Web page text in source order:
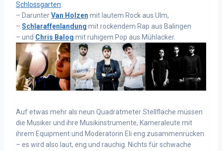
Schlossgarten
– DarunterVan Holzen mit lautem Rock aus Ulm,
– Schlaraffenlandung mit rockendem Rap aus Balingen
– und Chris Balog mit ruhigem Pop aus Mühlacker.
Auf etwas mehr als neun Quadratmeter Stellfläche müssen
die Musiker und ihre Musikinstrumente, Kameraleute mit
ihrem Equipment und Moderatorin Eli eng zusammenrücken
– es wird also laut, eng und rauchig. Nichts für schwache